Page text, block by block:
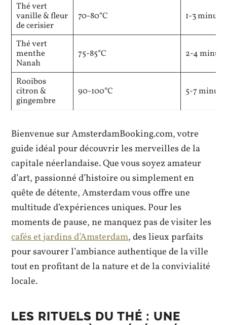
Thé vert
vanille & fleur
de cerisier
70-80°C 1-3
Thé vert
menthe
Nanah
75-85°C 2-4
Rooibos
citron &
gingembre
90-100°C 5-7
Bienvenue sur AmsterdamBooking.com, votre
guide idéal pour découvrir les merveilles de la
capitale néerlandaise. Que vous soyez amateur
d’art, passionné d’histoire ou simplement en
quête de détente, Amsterdam vous offre une
multitude d’expériences uniques. Pour les
moments de pause, ne manquez pas de visiter les
cafés et jardins d’Amsterdam, des lieux parfaits
pour savourer l’ambiance authentique de la ville
tout en profitant de la nature et de la convivialité
locale.
LES RITUELS DU THÉ : UNE